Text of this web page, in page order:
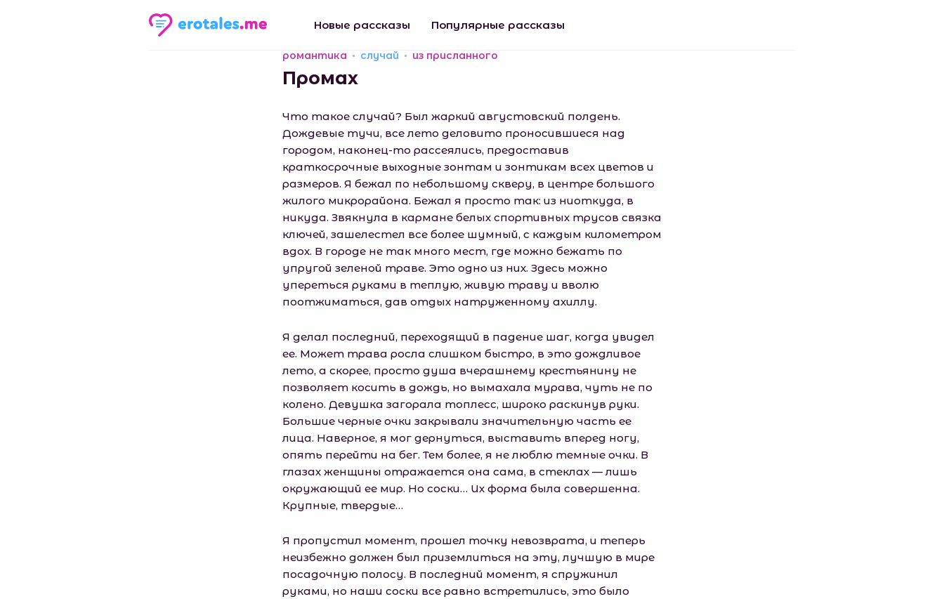
Новые рассказы Популярные рассказы
романтика случай из присланного
Промах
Что такое случай? Был жаркий августовский полдень.
Дождевые тучи, все лето деловито проносившиеся над
городом, наконец-то рассеялись, предоставив
краткосрочные выходные зонтам и зонтикам всех цветов и
размеров. Я бежал по небольшому скверу, в центре большого
жилого микрорайона. Бежал я просто так: из ниоткуда, в
никуда. Звякнула в кармане белых спортивных трусов связка
ключей, зашелестел все более шумный, с каждым километром
вдох. В городе не так много мест, где можно бежать по
упругой зеленой траве. Это одно из них. Здесь можно
упереться руками в теплую, живую траву и вволю
поотжиматься, дав отдых натруженному ахиллу.
Я делал последний, переходящий в падение шаг, когда увидел
ее. Может трава росла слишком быстро, в это дождливое
лето, а скорее, просто душа вчерашнему крестьянину не
позволяет косить в дождь, но вымахала мурава, чуть не по
колено. Девушка загорала топлесс, широко раскинув руки.
Большие черные очки закрывали значительную часть ее
лица. Наверное, я мог дернуться, выставить вперед ногу,
опять перейти на бег. Тем более, я не люблю темные очки. В
глазах женщины отражается она сама, в стеклах — лишь
окружающий ее мир. Но соски… Их форма была совершенна.
Крупные, твердые…
Я пропустил момент, прошел точку невозврата, и теперь
неизбежно должен был приземлиться на эту, лучшую в мире
посадочную полосу. В последний момент, я спружинил
руками, но наши соски все равно встретились, это было